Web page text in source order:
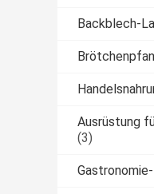
Backblech-
Ausrüstung
(3)